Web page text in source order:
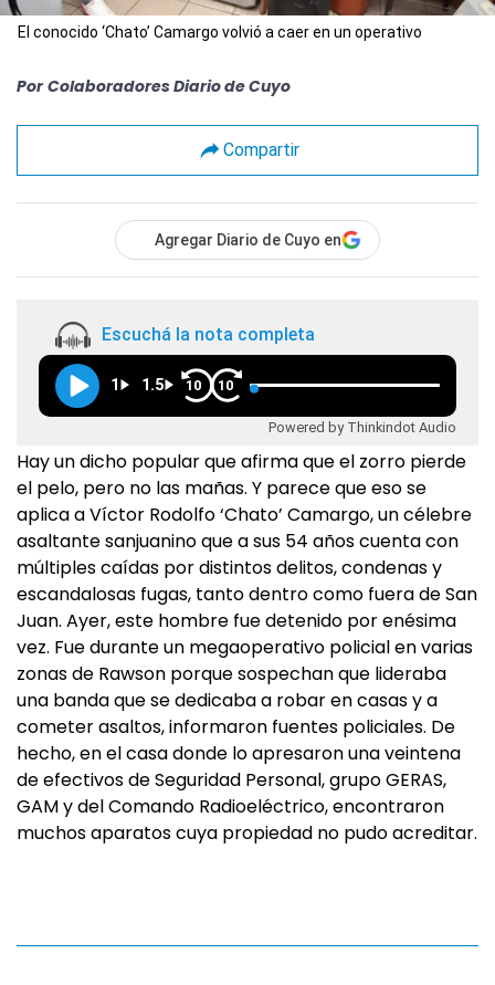
El conocido ‘Chato’ Camargo volvió a caer en un operativo
Por Colaboradores Diario de Cuyo
Compartir
Agregar Diario de Cuyo en
Escuchá la nota completa
1 1.5 10 10
Powered by Thinkindot Audio
Hay un dicho popular que afirma que el zorro pierde
el pelo, pero no las mañas. Y parece que eso se
aplica a Víctor Rodolfo ‘Chato’ Camargo, un célebre
asaltante sanjuanino que a sus 54 años cuenta con
múltiples caídas por distintos delitos, condenas y
escandalosas fugas, tanto dentro como fuera de San
Juan. Ayer, este hombre fue detenido por enésima
vez. Fue durante un megaoperativo policial en varias
zonas de Rawson porque sospechan que lideraba
una banda que se dedicaba a robar en casas y a
cometer asaltos, informaron fuentes policiales. De
hecho, en el casa donde lo apresaron una veintena
de efectivos de Seguridad Personal, grupo GERAS,
GAM y del Comando Radioeléctrico, encontraron
muchos aparatos cuya propiedad no pudo acreditar.